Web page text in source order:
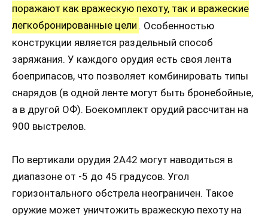
поражают как вражескую пехоту, так и вражеские
легкобронированные цели . Особенностью
конструкции является раздельный способ
заряжания. У каждого орудия есть своя лента
боеприпасов, что позволяет комбинировать типы
снарядов (в одной ленте могут быть бронебойные,
а в другой ОФ). Боекомплект орудий рассчитан на
900 выстрелов.
По вертикали орудия 2А42 могут наводиться в
диапазоне от -5 до 45 градусов. Угол
горизонтального обстрела неограничен. Такое
оружие может уничтожить вражескую пехоту на